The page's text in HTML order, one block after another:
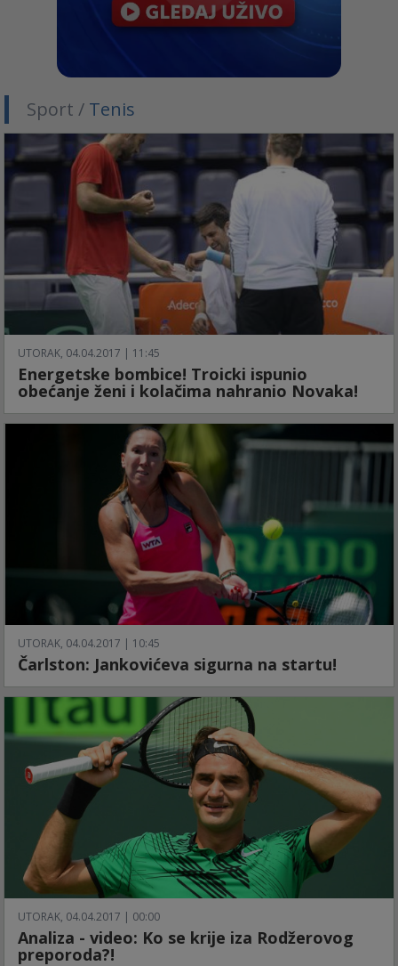
Sport / Tenis
UTORAK, 04.04.2017 | 11:45
Energetske bombice! Troicki ispunio
obećanje ženi i kolačima nahranio Novaka!
UTORAK, 04.04.2017 | 10:45
Čarlston: Jankovićeva sigurna na startu!
UTORAK, 04.04.2017 | 00:00
Analiza - video: Ko se krije iza Rodžerovog
preporoda?!